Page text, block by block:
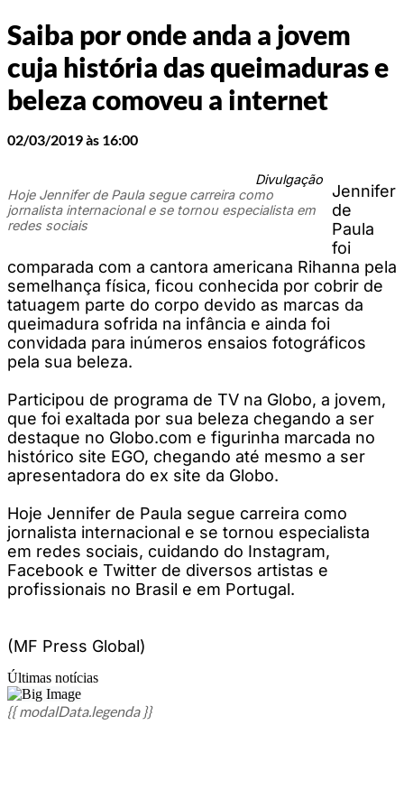
Saiba por onde anda a jovem
cuja história das queimaduras e
beleza comoveu a internet
02/03/2019 às 16:00
Divulgação
Hoje Jennifer de Paula segue carreira como
jornalista internacional e se tornou especialista em
redes sociais
Jennifer
de
Paula
foi
comparada com a cantora americana Rihanna pela
semelhança física, ficou conhecida por cobrir de
tatuagem parte do corpo devido as marcas da
queimadura sofrida na infância e ainda foi
convidada para inúmeros ensaios fotográficos
pela sua beleza.
Participou de programa de TV na Globo, a jovem,
que foi exaltada por sua beleza chegando a ser
destaque no Globo.com e figurinha marcada no
histórico site EGO, chegando até mesmo a ser
apresentadora do ex site da Globo.
Hoje Jennifer de Paula segue carreira como
jornalista internacional e se tornou especialista
em redes sociais, cuidando do Instagram,
Facebook e Twitter de diversos artistas e
profissionais no Brasil e em Portugal.
(MF Press Global)
Últimas notícias
{{ modalData.legenda }}